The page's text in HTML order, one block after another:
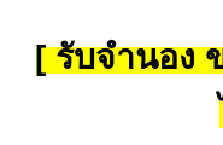
[ รับจำนอง